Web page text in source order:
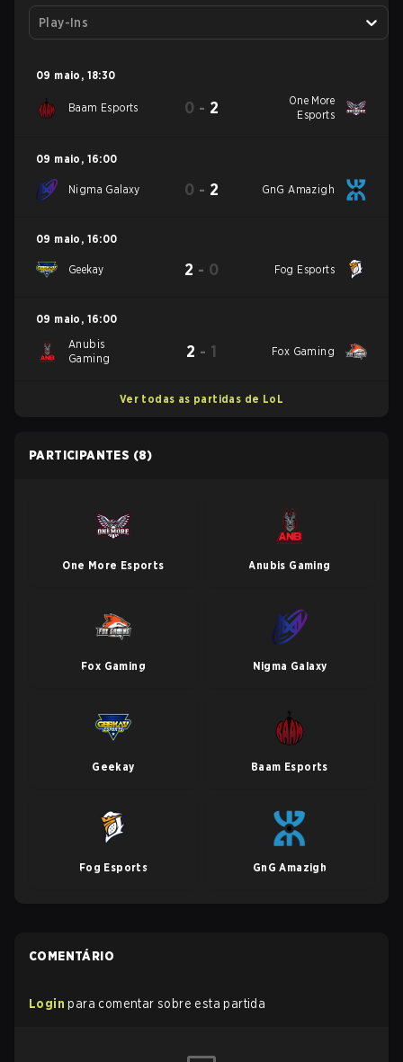
Play-Ins
09 maio , 18:30
Baam Esports 0 - 2
One More
Esports
09 maio , 16:00
Nigma Galaxy 0 - 2 GnG Amazigh
09 maio , 16:00
Geekay 2 - 0 Fog Esports
09 maio , 16:00
Anubis
Gaming
2 - 1 Fox Gaming
Ver todas as partidas de LoL
PARTICIPANTES (8)
One More Esports Anubis Gaming
Fox Gaming Nigma Galaxy
Geekay Baam Esports
Fog Esports GnG Amazigh
COMENTÁRIO
Login para comentar sobre esta partida